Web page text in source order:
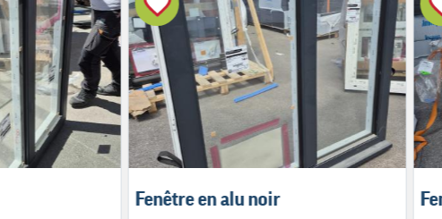
Fenêtre en alu noir